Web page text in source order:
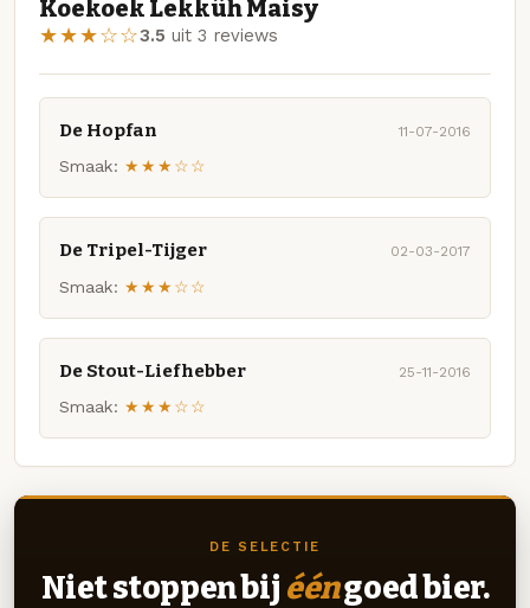
Koekoek Lekkûh Maisy
★★★☆☆3.5 uit 3 reviews
De Hopfan 11-07-2016
Smaak: ★★★☆☆
De Tripel-Tijger 02-03-2017
Smaak: ★★★☆☆
De Stout-Liefhebber 25-11-2016
Smaak: ★★★☆☆
DE SELECTIE
Niet stoppen bij ééngoed bier.